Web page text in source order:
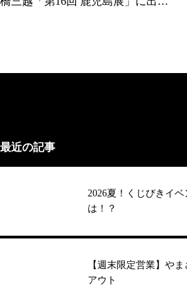
最近の記事
2026夏！くじびきイ
は！？
【週末限定営業】や
アウト